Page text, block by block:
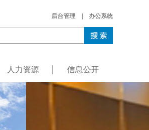
后台管理 办公系统
人力资源 信息公开